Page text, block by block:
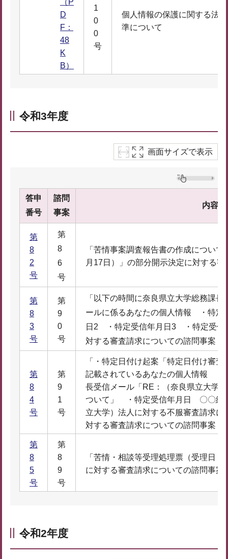
（P
D
F：
48
K
B）
1
0
0
号
個人情報の保護に関する法
準について
令和3年度
画面サイズで表示
答申
番号
諮問
事案
内容
第
8
2
号
第
8
6
号
「苦情事案調査報告書の作成につい
月17日）」の部分開示決定に対する
第
8
3
号
第
9
0
号
「以下の時間に奈良県立大学総務課
ールに係るあなたの個人情報 ・特
日2 ・特定受信年月日3 ・特定受信
対する審査請求についての諮問事案
第
8
4
号
第
9
1
号
「・特定日付け起案「特定日付け審
記載されているあなたの個人情報
長受信メール「RE：（奈良県立大学
ついて」 ・特定受信年月日 〇〇総
立大学）法人に対する不服審査請求
対する審査請求についての諮問事案
第
8
5
号
第
8
9
号
「苦情・相談等受理処理票（受理日
に対する審査請求についての諮問事案
令和2年度